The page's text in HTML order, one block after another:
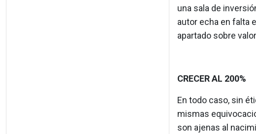
una sala de
autor echa en falta
apartado sobre
CRECER AL 200%
En todo caso, sin
mismas
son ajenas al